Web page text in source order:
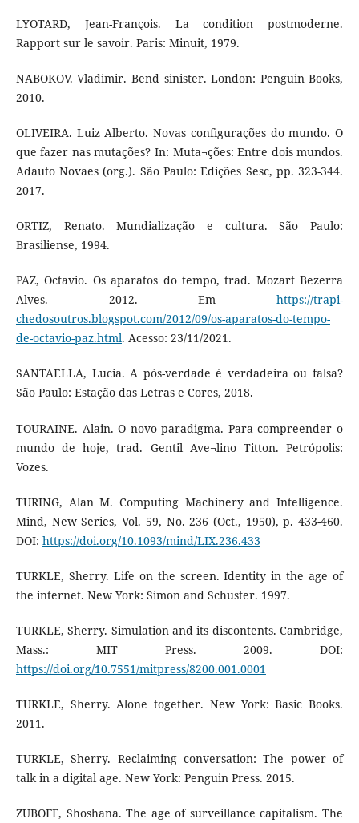
LYOTARD, Jean-François. La condition postmoderne.
Rapport sur le savoir. Paris: Minuit, 1979.
NABOKOV. Vladimir. Bend sinister. London: Penguin Books,
2010.
OLIVEIRA. Luiz Alberto. Novas configurações do mundo. O
que fazer nas mutações? In: Muta¬ções: Entre dois mundos.
Adauto Novaes (org.). São Paulo: Edições Sesc, pp. 323-344.
2017.
ORTIZ, Renato. Mundialização e cultura. São Paulo:
Brasiliense, 1994.
PAZ, Octavio. Os aparatos do tempo, trad. Mozart Bezerra
Alves. 2012. Emhttps://trapi-
chedosoutros.blogspot.com/2012/09/os-aparatos-do-tempo-
de-octavio-paz.html. Acesso: 23/11/2021.
SANTAELLA, Lucia. A pós-verdade é verdadeira ou falsa?
São Paulo: Estação das Letras e Cores, 2018.
TOURAINE. Alain. O novo paradigma. Para compreender o
mundo de hoje, trad. Gentil Ave¬lino Titton. Petrópolis:
Vozes.
TURING, Alan M. Computing Machinery and Intelligence.
Mind, New Series, Vol. 59, No. 236 (Oct., 1950), p. 433-460.
DOI: https://doi.org/10.1093/mind/LIX.236.433
TURKLE, Sherry. Life on the screen. Identity in the age of
the internet. New York: Simon and Schuster. 1997.
TURKLE, Sherry. Simulation and its discontents. Cambridge,
Mass.: MIT Press. 2009. DOI:
https://doi.org/10.7551/mitpress/8200.001.0001
TURKLE, Sherry. Alone together. New York: Basic Books.
2011.
TURKLE, Sherry. Reclaiming conversation: The power of
talk in a digital age. New York: Penguin Press. 2015.
ZUBOFF, Shoshana. The age of surveillance capitalism. The